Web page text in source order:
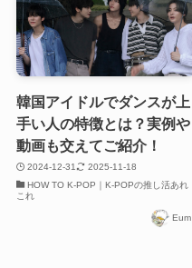
韓国アイドルでダンスが上
手い人の特徴とは？実例や
動画も交えてご紹介！
2024-12-31
2025-11-18
HOW TO K-POP｜K-POPの推し活あれ
これ
Eum